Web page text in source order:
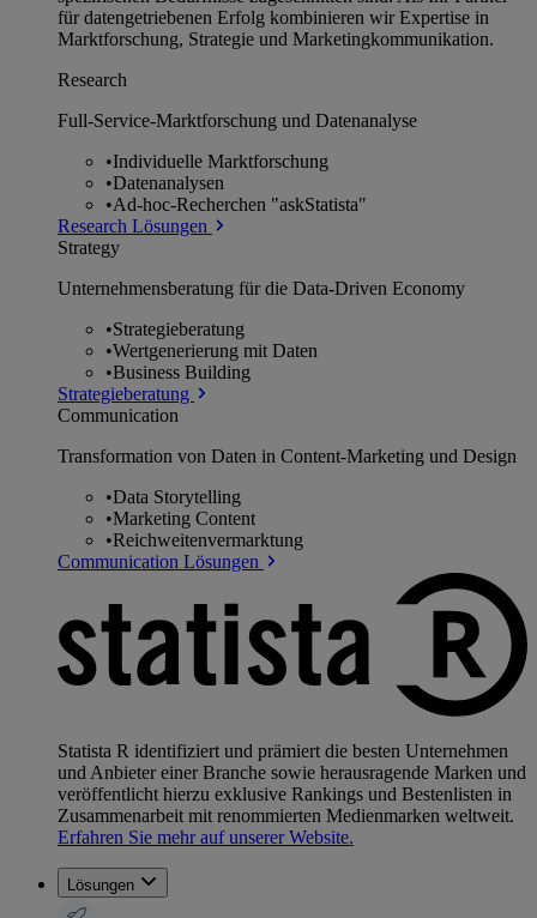
für datengetriebenen Erfolg kombinieren wir Expertise in
Marktforschung, Strategie und Marketingkommunikation.
Research
Full-Service-Marktforschung und Datenanalyse
•Individuelle Marktforschung
•Datenanalysen
•Ad-hoc-Recherchen "askStatista"
Research Lösungen
Strategy
Unternehmens­beratung für die Data-Driven Economy
•Strategieberatung
•Wertgenerierung mit Daten
•Business Building
Strategieberatung
Communication
Transformation von Daten in Content-Marketing und Design
•Data Storytelling
•Marketing Content
•Reichweitenvermarktung
Communication Lösungen
Statista R identifiziert und prämiert die besten Unternehmen
und Anbieter einer Branche sowie herausragende Marken und
veröffentlicht hierzu exklusive Rankings und Bestenlisten in
Zusammenarbeit mit renommierten Medienmarken weltweit.
Erfahren Sie mehr auf unserer Website.
Lösungen